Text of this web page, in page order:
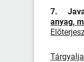
7.
anyag,